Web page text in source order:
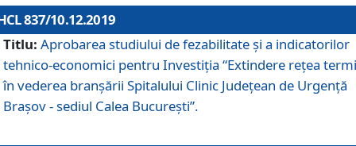
837/10.12.2019
Titlu: Aprobarea studiului de fezabilitate și a indicatorilor
tehnico-economici pentru Investiția “Extindere rețea
în vederea branșării Spitalului Clinic Județean de Urgență
Brașov - sediul Calea București”.